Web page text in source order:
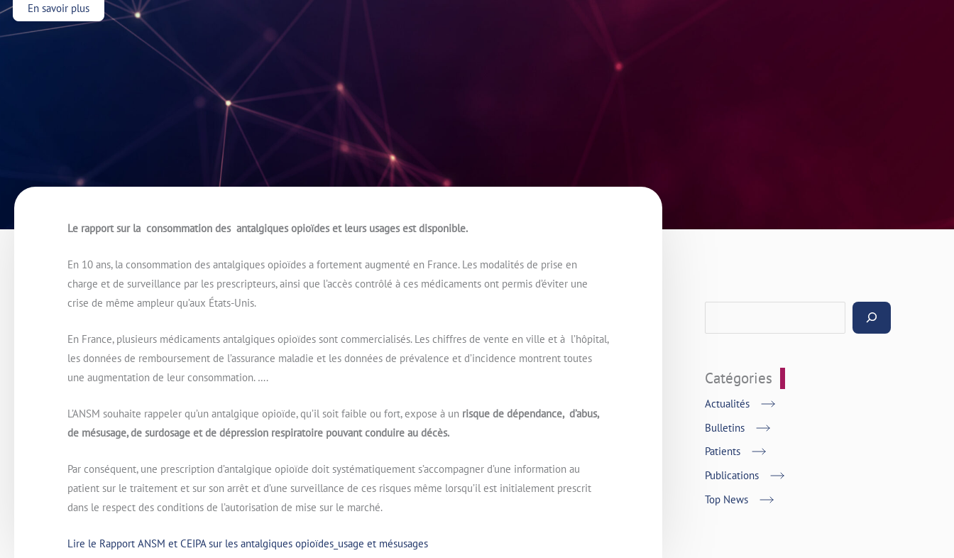
En savoir plus
Le rapport sur la consommation des antalgiques opioïdes et leurs usages est disponible.
En 10 ans, la consommation des antalgiques opioïdes a fortement augmenté en France. Les modalités de prise en
charge et de surveillance par les prescripteurs, ainsi que l’accès contrôlé à ces médicaments ont permis d’éviter une
crise de même ampleur qu’aux États-Unis.
En France, plusieurs médicaments antalgiques opioïdes sont commercialisés. Les chiffres de vente en ville et à l’hôpital,
les données de remboursement de l’assurance maladie et les données de prévalence et d’incidence montrent toutes
une augmentation de leur consommation. ….
L’ANSM souhaite rappeler qu’un antalgique opioïde, qu’il soit faible ou fort, expose à un risque de dépendance, d’abus,
de mésusage, de surdosage et de dépression respiratoire pouvant conduire au décès.
Par conséquent, une prescription d’antalgique opioïde doit systématiquement s’accompagner d’une information au
patient sur le traitement et sur son arrêt et d’une surveillance de ces risques même lorsqu’il est initialement prescrit
dans le respect des conditions de l’autorisation de mise sur le marché.
Lire le Rapport ANSM et CEIPA sur les antalgiques opioïdes_usage et mésusages
Catégories
Actualités
Bulletins
Patients
Publications
Top News